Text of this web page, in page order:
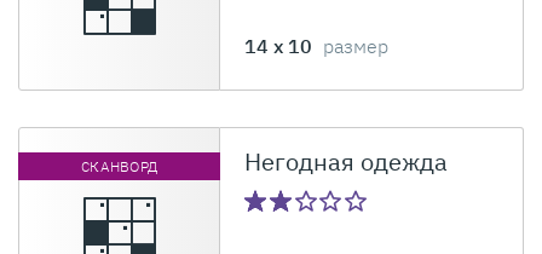
14 x 10 размер
СКАНВОРД Негодная одежда